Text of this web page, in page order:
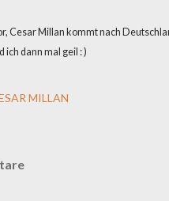
Cesar Millan kommt nach
ich dann mal geil : )
MILLAN